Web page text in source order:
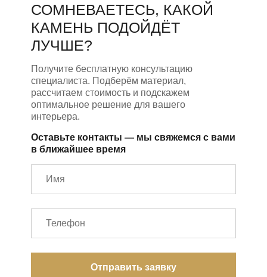
СОМНЕВАЕТЕСЬ, КАКОЙ
КАМЕНЬ ПОДОЙДЁТ
ЛУЧШЕ?
Получите бесплатную консультацию
специалиста. Подберём материал,
рассчитаем стоимость и подскажем
оптимальное решение для вашего
интерьера.
Оставьте контакты — мы свяжемся с вами
в ближайшее время